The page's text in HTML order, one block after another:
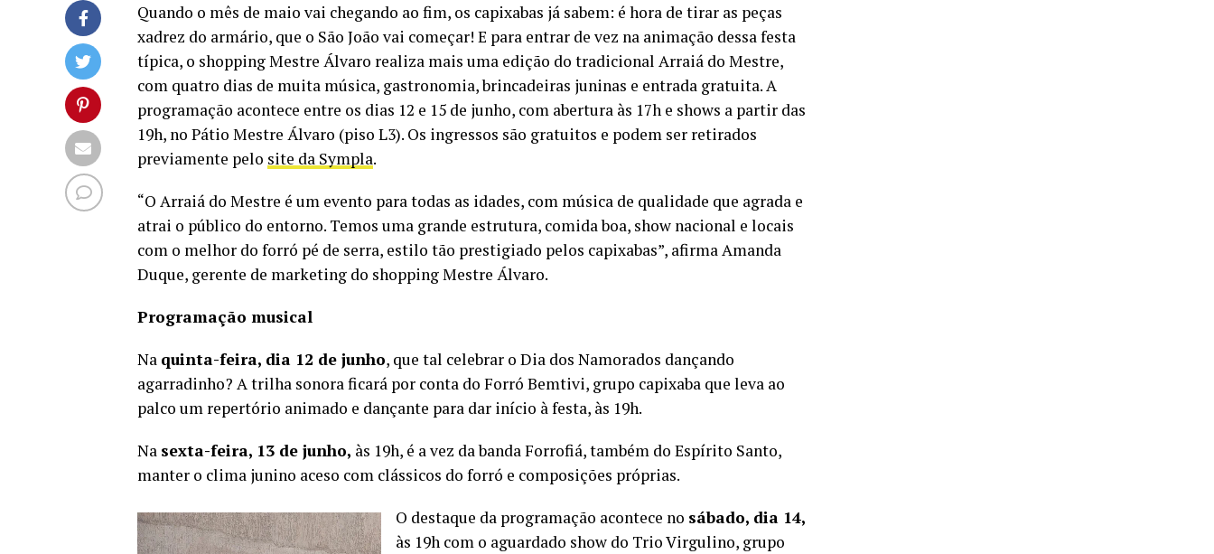
Quando o mês de maio vai chegando ao fim, os capixabas já sabem: é hora de tirar as peças
xadrez do armário, que o São João vai começar! E para entrar de vez na animação dessa festa
típica, o shopping Mestre Álvaro realiza mais uma edição do tradicional Arraiá do Mestre,
com quatro dias de muita música, gastronomia, brincadeiras juninas e entrada gratuita. A
programação acontece entre os dias 12 e 15 de junho, com abertura às 17h e shows a partir das
19h, no Pátio Mestre Álvaro (piso L3). Os ingressos são gratuitos e podem ser retirados
previamente pelo site da Sympla.
“O Arraiá do Mestre é um evento para todas as idades, com música de qualidade que agrada e
atrai o público do entorno. Temos uma grande estrutura, comida boa, show nacional e locais
com o melhor do forró pé de serra, estilo tão prestigiado pelos capixabas”, afirma Amanda
Duque, gerente de marketing do shopping Mestre Álvaro.
Programação musical
Na quinta-feira, dia 12 de junho, que tal celebrar o Dia dos Namorados dançando
agarradinho? A trilha sonora ficará por conta do Forró Bemtivi, grupo capixaba que leva ao
palco um repertório animado e dançante para dar início à festa, às 19h.
Na sexta-feira, 13 de junho, às 19h, é a vez da banda Forrofiá, também do Espírito Santo,
manter o clima junino aceso com clássicos do forró e composições próprias.
O destaque da programação acontece no sábado, dia 14,
às 19h com o aguardado show do Trio Virgulino, grupo